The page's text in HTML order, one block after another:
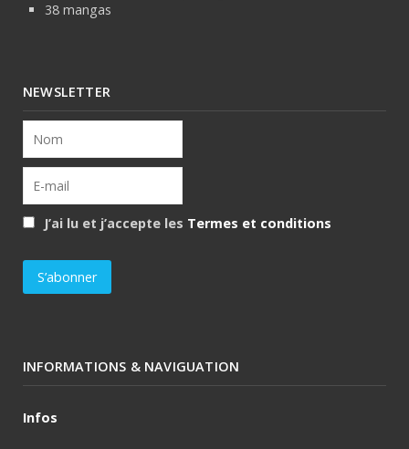
38 mangas
NEWSLETTER
J’ai lu et j’accepte les Termes et conditions
INFORMATIONS & NAVIGUATION
Infos